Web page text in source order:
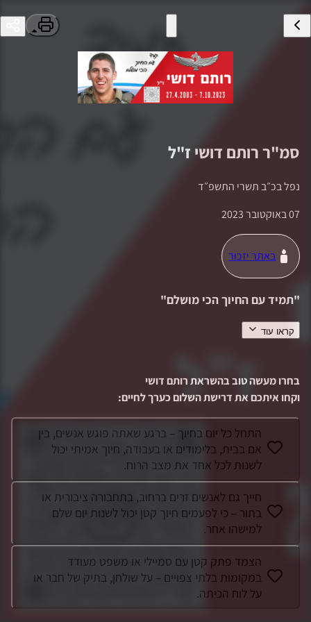
סמ"ררותם דושי ז"ל
נפל בכ״ב תשרי התשפ״ד
07 באוקטובר 2023
באתר יזכור
"תמיד עם החיוך הכי מושלם"
רותם הוא ילד של אור ושמחה, ילד שובב עם לב של זהב. עם לב
משימה, עם חיוך ומילה טובה, לידו אי אפשר להיות עצובים. לכל
מקום שרק הגיע, נכנס עם...
קראו עוד
בחרו מעשה טוב בהשראתרותם דושי
וקחו איתכם את דרישת השלום כערך לחיים:
התחל כל יום בחיוך – ברגע שאתה פוגש אנשים, בין
אם בבית, בלימודים או בעבודה, חיוך אמיתי יכול
לשנות לכל אחד את מצב הרוח.
חייך גם לאנשים זרים ברחוב, בתחבורה ציבורית או
בתור – כי לפעמים חיוך קטן יכול לשנות יום שלם
למישהו אחר.
הצמד פתק קטן עם סמיילי או משפט מעודד
במקומות בלתי צפויים – על שולחן, בתיק של חבר או
על לוח הכיתה.